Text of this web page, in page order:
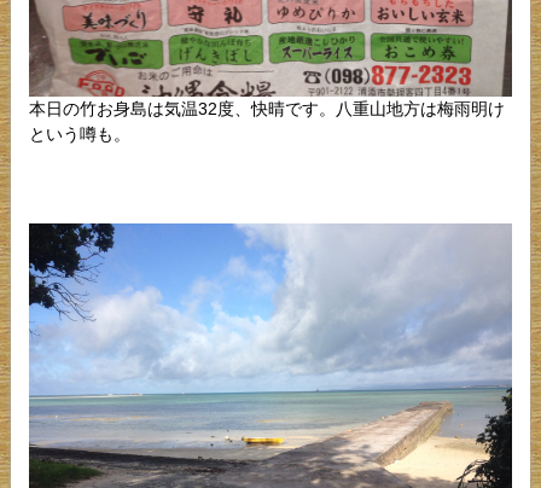
本日の竹お身島は気温32度、快晴です。八重山地方は梅雨明け
という噂も。